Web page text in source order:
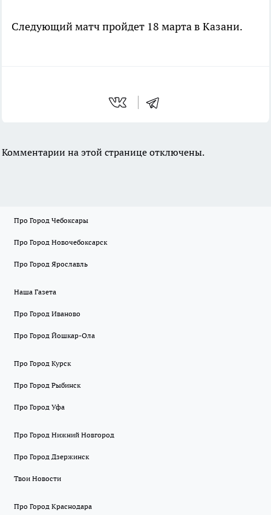
Следующий матч пройдет 18 марта в Казани.
Комментарии на этой странице отключены.
Про Город Чебоксары
Про Город Новочебоксарск
Про Город Ярославль
Наша Газета
Про Город Иваново
Про Город Йошкар-Ола
Про Город Курск
Про Город Рыбинск
Про Город Уфа
Про Город Нижний Новгород
Про Город Дзержинск
Твои Новости
Про Город Краснодара